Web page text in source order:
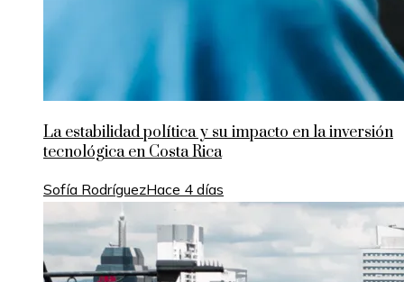
La estabilidad política y su impacto en la inversión
tecnológica en Costa Rica
Sofía RodríguezHace 4 días